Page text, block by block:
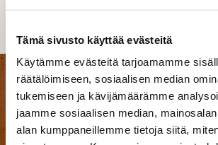
Tämä sivusto käyttää evästeitä
Käytämme evästeitä tarjoamamme
räätälöimiseen, sosiaalisen median
tukemiseen ja kävijämäärämme
jaamme sosiaalisen median,
alan kumppaneillemme tietoja siitä,
Kangaskeskus
Seinäjoen myymälä
Matti Visanninkuja 8